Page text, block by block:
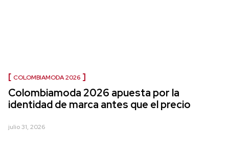
COLOMBIAMODA 2026
Colombiamoda 2026 apuesta por la
identidad de marca antes que el precio
julio 31, 2026